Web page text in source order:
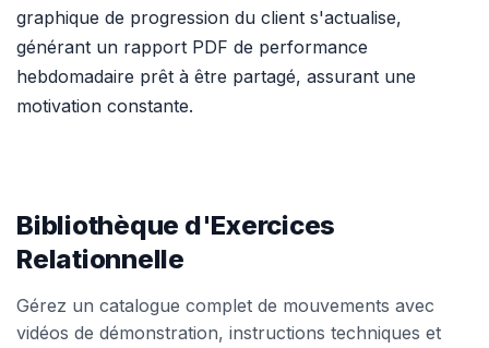
graphique de progression du client s'actualise,
générant un rapport PDF de performance
hebdomadaire prêt à être partagé, assurant une
motivation constante.
Bibliothèque d'Exercices
Relationnelle
Gérez un catalogue complet de mouvements avec
vidéos de démonstration, instructions techniques et